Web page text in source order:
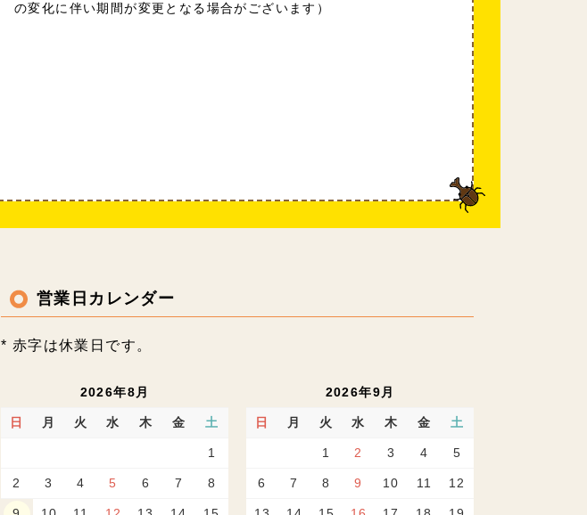
の変化に伴い期間が変更となる場合がございます）
営業日カレンダー
* 赤字は休業日です。
2026年8月
日 月 火 水 木 金 土
1
2 3 4 5 6 7 8
2026年9月
日 月 火 水 木 金 土
1 2 3 4 5
6 7 8 9 10 11 12